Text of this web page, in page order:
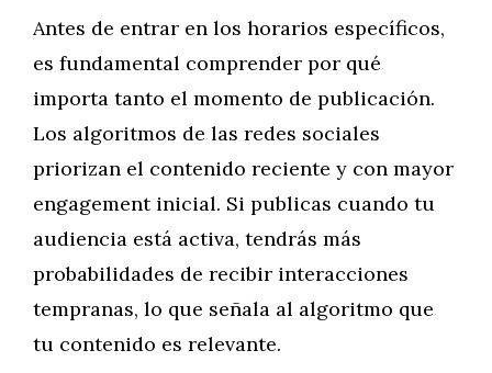
Antes de entrar en los horarios específicos,
es fundamental comprender por qué
importa tanto el momento de publicación.
Los algoritmos de las redes sociales
priorizan el contenido reciente y con mayor
engagement inicial. Si publicas cuando tu
audiencia está activa, tendrás más
probabilidades de recibir interacciones
tempranas, lo que señala al algoritmo que
tu contenido es relevante.